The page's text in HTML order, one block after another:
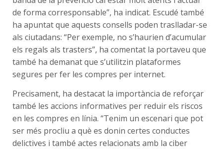
de forma corresponsable”, ha indicat. Escudé també
ha apuntat que aquests consells poden traslladar-se
als ciutadans: “Per exemple, no s’haurien d’acumular
els regals als trasters”, ha comentat la portaveu que
també ha demanat que s’utilitzin plataformes
segures per fer les compres per internet.
Precisament, ha destacat la importància de reforçar
també les accions informatives per reduir els riscos
en les compres en línia. “Tenim un escenari que pot
ser més procliu a què es donin certes conductes
delictives i també actes relacionats amb la ciber